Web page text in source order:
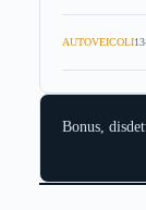
AUTOVEICOLI
Bonus,